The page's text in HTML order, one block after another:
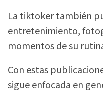
La tiktoker también
entretenimiento,
momentos de su
Con estas
sigue enfocada en